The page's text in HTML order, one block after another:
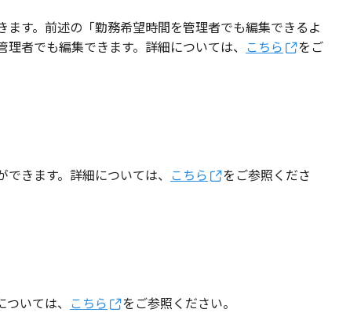
す。前述の「勤務希望時間を管理者でも編集できるよ
者でも編集できます。詳細については、 こちら
をご
きます。詳細については、 こちら
をご参照くださ
いては、 こちら をご参照ください。